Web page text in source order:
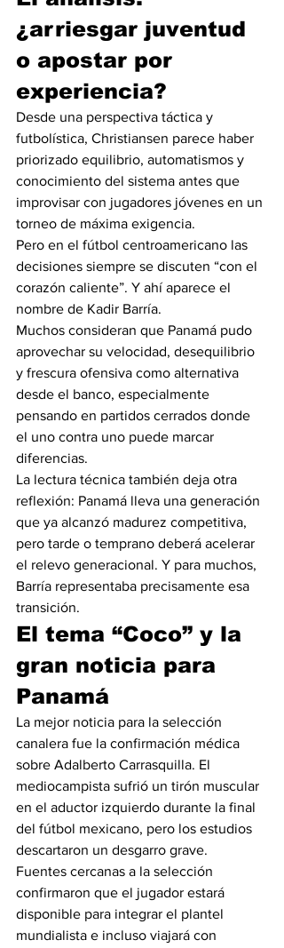
¿arriesgar juventud
o apostar por
experiencia?
Desde una perspectiva táctica y
futbolística, Christiansen parece haber
priorizado equilibrio, automatismos y
conocimiento del sistema antes que
improvisar con jugadores jóvenes en un
torneo de máxima exigencia.
Pero en el fútbol centroamericano las
decisiones siempre se discuten “con el
corazón caliente”. Y ahí aparece el
nombre de Kadir Barría.
Muchos consideran que Panamá pudo
aprovechar su velocidad, desequilibrio
y frescura ofensiva como alternativa
desde el banco, especialmente
pensando en partidos cerrados donde
el uno contra uno puede marcar
diferencias.
La lectura técnica también deja otra
reflexión: Panamá lleva una generación
que ya alcanzó madurez competitiva,
pero tarde o temprano deberá acelerar
el relevo generacional. Y para muchos,
Barría representaba precisamente esa
transición.
El tema “Coco” y la
gran noticia para
Panamá
La mejor noticia para la selección
canalera fue la confirmación médica
sobre Adalberto Carrasquilla. El
mediocampista sufrió un tirón muscular
en el aductor izquierdo durante la final
del fútbol mexicano, pero los estudios
descartaron un desgarro grave.
Fuentes cercanas a la selección
confirmaron que el jugador estará
disponible para integrar el plantel
mundialista e incluso viajará con